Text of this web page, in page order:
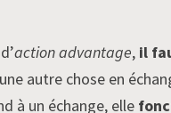
action advantage, il
autre chose en
à un échange, elle